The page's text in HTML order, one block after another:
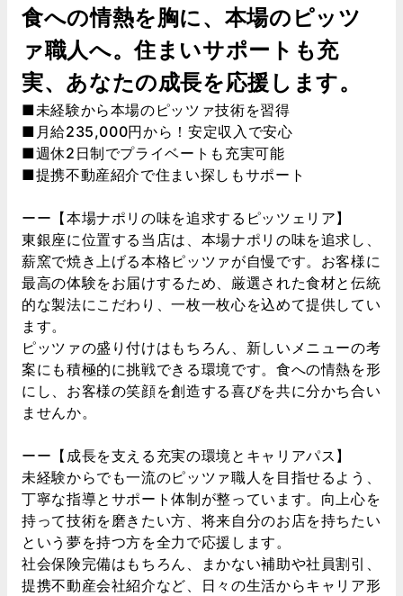
食への情熱を胸に、本場のピッツ
ァ職人へ。住まいサポートも充
実、あなたの成長を応援します。
■未経験から本場のピッツァ技術を習得
■月給235,000円から！安定収入で安心
■週休2日制でプライベートも充実可能
■提携不動産紹介で住まい探しもサポート
ーー【本場ナポリの味を追求するピッツェリア】
東銀座に位置する当店は、本場ナポリの味を追求し、
薪窯で焼き上げる本格ピッツァが自慢です。お客様に
最高の体験をお届けするため、厳選された食材と伝統
的な製法にこだわり、一枚一枚心を込めて提供してい
ます。
ピッツァの盛り付けはもちろん、新しいメニューの考
案にも積極的に挑戦できる環境です。食への情熱を形
にし、お客様の笑顔を創造する喜びを共に分かち合い
ませんか。
ーー【成長を支える充実の環境とキャリアパス】
未経験からでも一流のピッツァ職人を目指せるよう、
丁寧な指導とサポート体制が整っています。向上心を
持って技術を磨きたい方、将来自分のお店を持ちたい
という夢を持つ方を全力で応援します。
社会保険完備はもちろん、まかない補助や社員割引、
提携不動産会社紹介など、日々の生活からキャリア形